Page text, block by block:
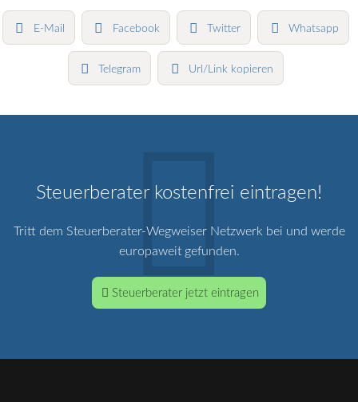
E-Mail Facebook Twitter Whatsapp
Telegram Url/Link kopieren
Steuerberater kostenfrei eintragen!
Tritt dem Steuerberater-Wegweiser Netzwerk bei und werde
europaweit gefunden.
Steuerberater jetzt eintragen